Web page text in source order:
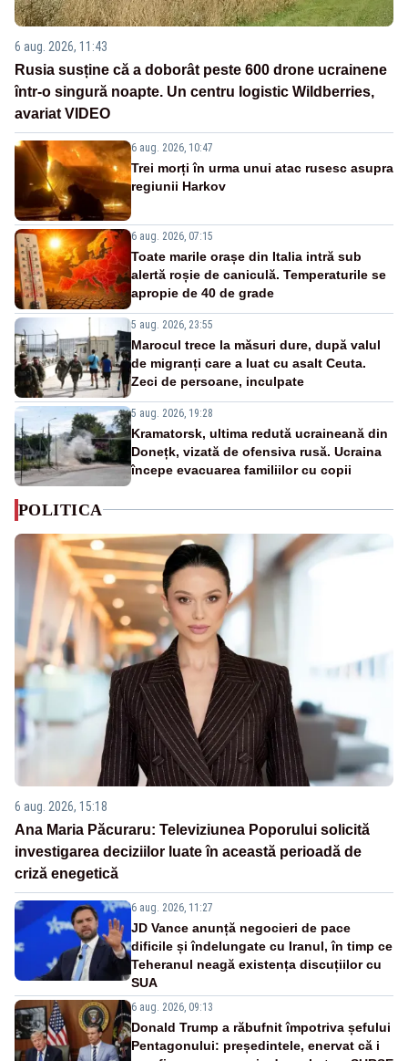
6 aug. 2026, 11:43
Rusia susține că a doborât peste 600 drone ucrainene
într-o singură noapte. Un centru logistic Wildberries,
avariat VIDEO
6 aug. 2026, 10:47
Trei morți în urma unui atac rusesc asupra
regiunii Harkov
6 aug. 2026, 07:15
Toate marile orașe din Italia intră sub
alertă roșie de caniculă. Temperaturile se
apropie de 40 de grade
5 aug. 2026, 23:55
Marocul trece la măsuri dure, după valul
de migranți care a luat cu asalt Ceuta.
Zeci de persoane, inculpate
5 aug. 2026, 19:28
Kramatorsk, ultima redută ucraineană din
Donețk, vizată de ofensiva rusă. Ucraina
începe evacuarea familiilor cu copii
POLITICA
6 aug. 2026, 15:18
Ana Maria Păcuraru: Televiziunea Poporului solicită
investigarea deciziilor luate în această perioadă de
criză enegetică
6 aug. 2026, 11:27
JD Vance anunță negocieri de pace
dificile și îndelungate cu Iranul, în timp ce
Teheranul neagă existența discuțiilor cu
SUA
6 aug. 2026, 09:13
Donald Trump a răbufnit împotriva șefului
Pentagonului: președintele, enervat că i